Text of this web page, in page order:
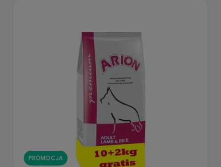
PROMOCJA